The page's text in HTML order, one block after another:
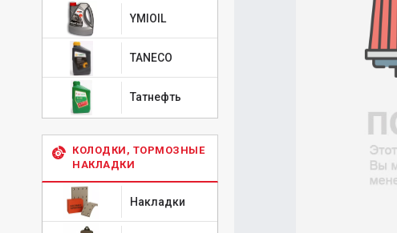
YMIOIL
TANECO
Татнефть
КОЛОДКИ, ТОРМОЗНЫЕ
НАКЛАДКИ
Накладки